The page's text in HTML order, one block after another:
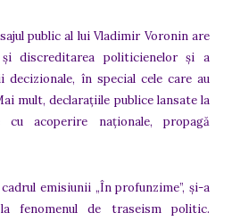
public al lui Vladimir Voronin are
discreditarea politicienelor și a
în special cele care au
mult, declarațiile publice lansate la
acoperire naționale, propagă
emisiunii „În profunzime”, și-a
fenomenul de traseism politic.